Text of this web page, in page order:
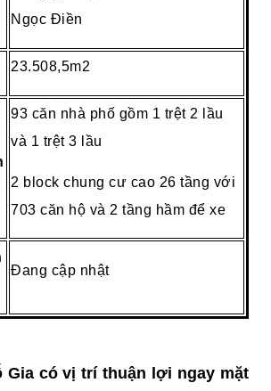
Ngọc Điền
23.508,5m2
93 căn nhà phố gồm 1 trệt 2 lầu
và 1 trệt 3 lầu
2 block chung cư cao 26 tầng với
703 căn hộ và 2 tầng hầm để xe
Đang cập nhật
Gia có vị trí thuận lợi ngay mặt